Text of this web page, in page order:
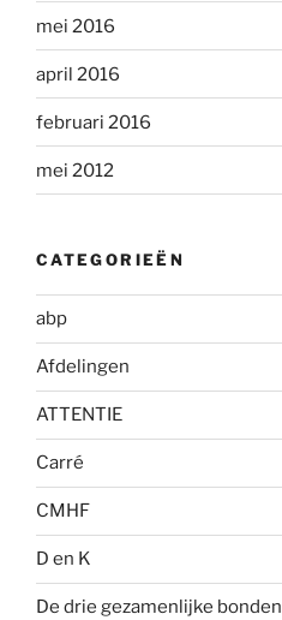
mei 2016
april 2016
februari 2016
mei 2012
CATEGORIEËN
abp
Afdelingen
ATTENTIE
Carré
CMHF
D en K
De drie gezamenlijke bonden